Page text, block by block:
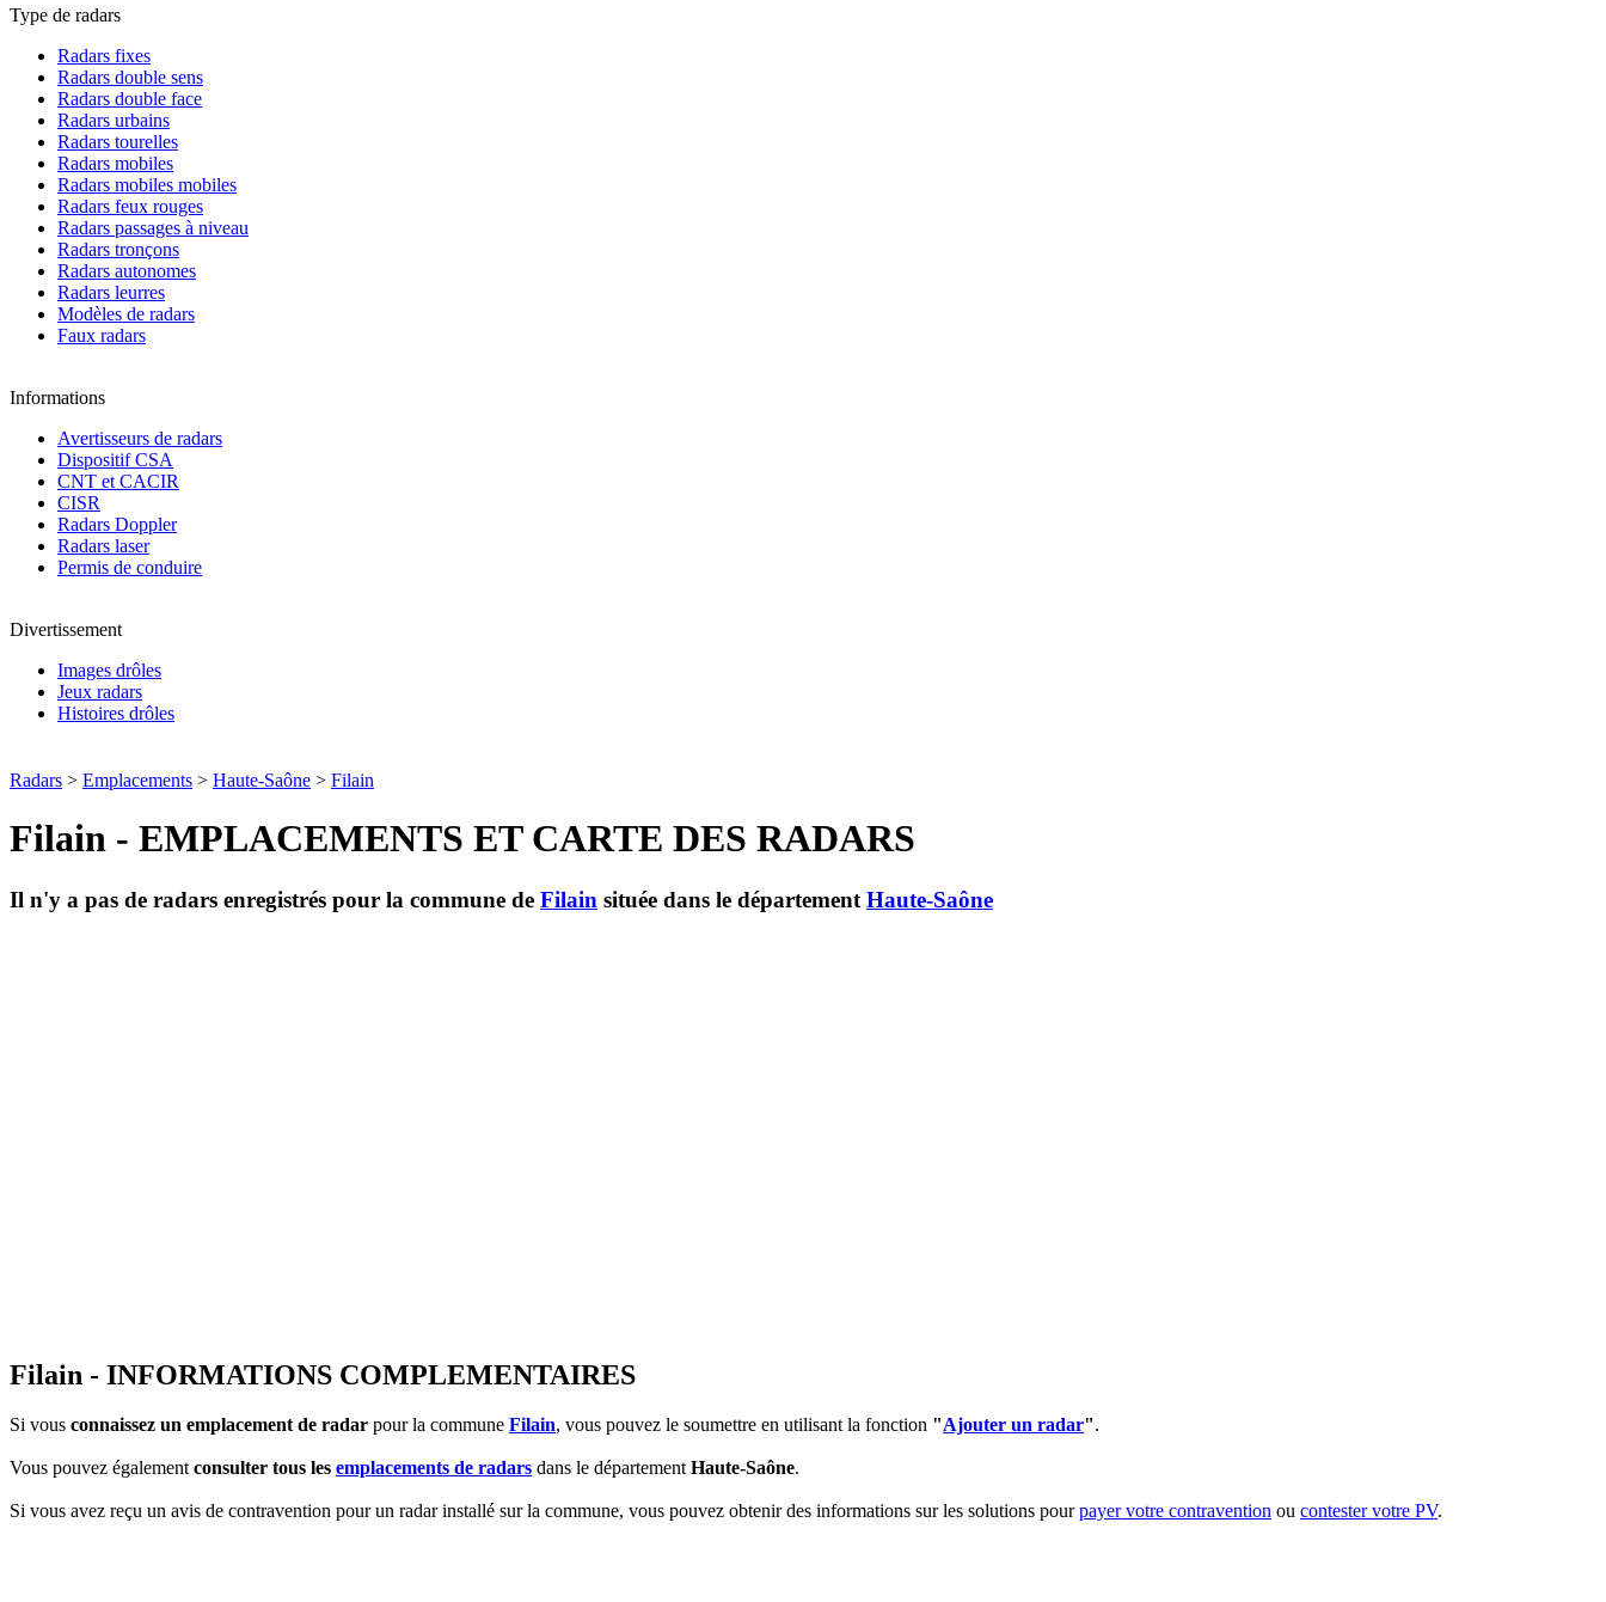
Type de radars
Radars fixes
Radars double sens
Radars double face
Radars urbains
Radars tourelles
Radars mobiles
Radars mobiles mobiles
Radars feux rouges
Radars passages à niveau
Radars tronçons
Radars autonomes
Radars leurres
Modèles de radars
Faux radars
Informations
Avertisseurs de radars
Dispositif CSA
CNT et CACIR
CISR
Radars Doppler
Radars laser
Permis de conduire
Divertissement
Images drôles
Jeux radars
Histoires drôles
Radars > Emplacements > Haute-Saône > Filain
Filain - EMPLACEMENTS ET CARTE DES RADARS
Il n'y a pas de radars enregistrés pour la commune de Filain située dans le département Haute-Saône
Filain - INFORMATIONS COMPLEMENTAIRES
Si vous connaissez un emplacement de radar pour la commune Filain, vous pouvez le soumettre en utilisant la fonction "Ajouter un radar".
Vous pouvez égalementconsulter tous les emplacements de radars dans le départementHaute-Saône.
Si vous avez reçu un avis de contravention pour un radar installé sur la commune, vous pouvez obtenir des informations sur les solutions pourpayer votre contravention ou contester votre PV.